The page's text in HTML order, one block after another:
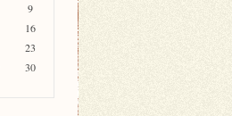
9
16
23
30